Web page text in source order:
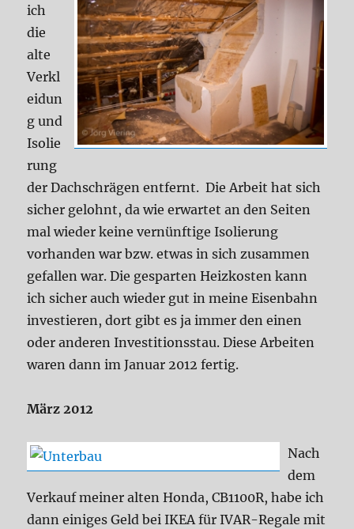
ich
die
alte
Verkl
eidun
g und
Isolie
rung
der Dachschrägen entfernt. Die Arbeit hat sich
sicher gelohnt, da wie erwartet an den Seiten
mal wieder keine vernünftige Isolierung
vorhanden war bzw. etwas in sich zusammen
gefallen war. Die gesparten Heizkosten kann
ich sicher auch wieder gut in meine Eisenbahn
investieren, dort gibt es ja immer den einen
oder anderen Investitionsstau. Diese Arbeiten
waren dann im Januar 2012 fertig.
März 2012
Nach
dem
Verkauf meiner alten Honda, CB1100R, habe ich
dann einiges Geld bei IKEA für IVAR-Regale mit